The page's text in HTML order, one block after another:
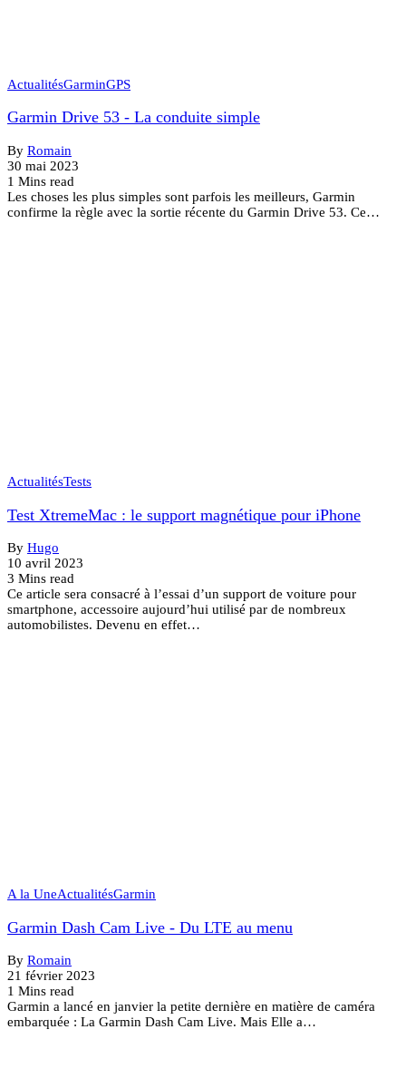
ActualitésGarminGPS
Garmin Drive 53 - La conduite simple
By Romain
30 mai 2023
1 Mins read
Les choses les plus simples sont parfois les meilleurs, Garmin
confirme la règle avec la sortie récente du Garmin Drive 53. Ce…
ActualitésTests
Test XtremeMac : le support magnétique pour iPhone
By Hugo
10 avril 2023
3 Mins read
Ce article sera consacré à l’essai d’un support de voiture pour
smartphone, accessoire aujourd’hui utilisé par de nombreux
automobilistes. Devenu en effet…
A la UneActualitésGarmin
Garmin Dash Cam Live - Du LTE au menu
By Romain
21 février 2023
1 Mins read
Garmin a lancé en janvier la petite dernière en matière de caméra
embarquée : La Garmin Dash Cam Live. Mais Elle a…